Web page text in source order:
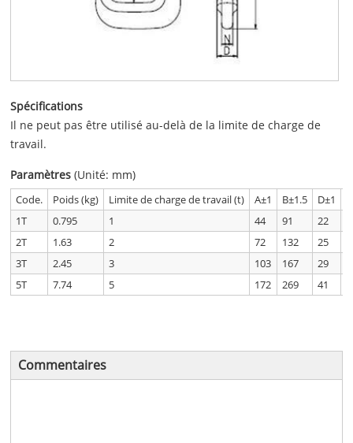
Spécifications
Il ne peut pas être utilisé au-delà de la limite de charge de
travail.
Paramètres (Unité: mm)
Code. Poids (kg) Limite de charge de travail (t) A±1 B±1.5 D±1
1T
0.795 1 44 91 22
2T
1.63 2 72 132 25
3T
2.45 3 103 167 29
5T
7.74 5 172 269 41
Commentaires